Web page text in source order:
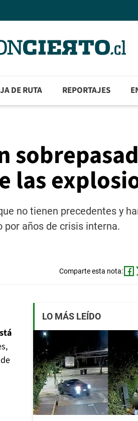
DE RUTA REPORTAJES
las
no tienen precedentes y
años de crisis interna.
Comparte esta nota:
LO MÁS LEÍDO